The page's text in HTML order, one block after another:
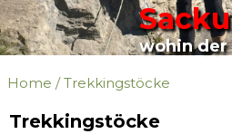
wohin der
Home /Trekkingstöcke
Trekkingstöcke